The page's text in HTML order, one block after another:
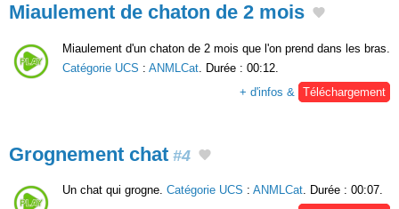
Miaulement de chaton de 2 mois
Miaulement d'un chaton de 2 mois que l'on prend dans les bras.
Catégorie UCS : ANMLCat . Durée : 00:12.
+ d'infos &
Téléchargement
Grognement chat #4
Un chat qui grogne. Catégorie UCS : ANMLCat. Durée : 00:07.